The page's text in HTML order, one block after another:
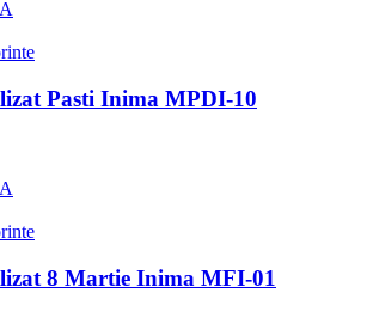
Pasti Inima MPDI-10
8 Martie Inima MFI-01